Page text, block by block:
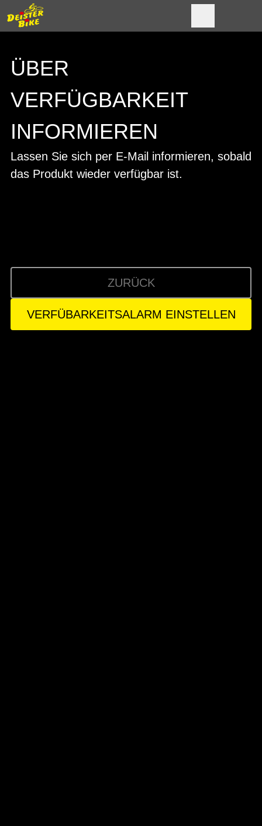
ÜBER
VERFÜGBARKEIT
INFORMIEREN
Lassen Sie sich per E-Mail informieren, sobald
das Produkt wieder verfügbar ist.
ZURÜCK
VERFÜBARKEITSALARM EINSTELLEN